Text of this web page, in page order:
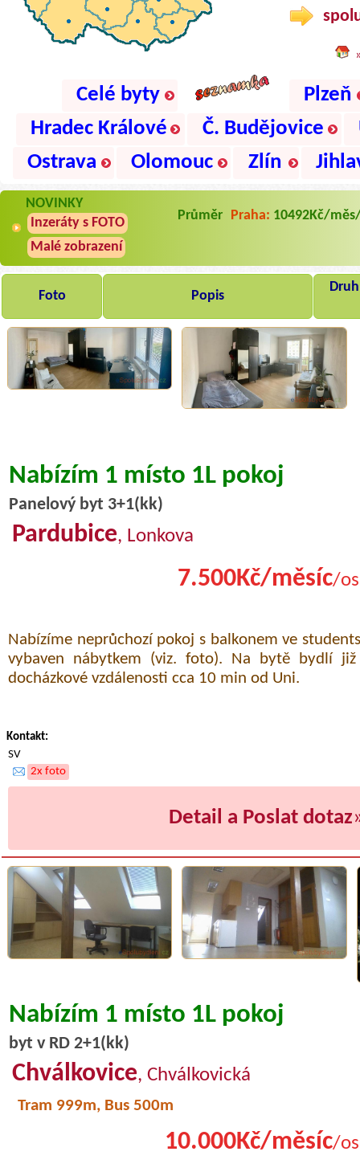
Celé byty
Plzeň
Hradec Králové
Č. Budějovice
Ostrava
Olomouc Zlín
NOVINKY
Inzeráty s FOTO
Malé zobrazení
Průměr Praha: 10492Kč/
Foto Popis
Nabízím 1 místo 1L pokoj
Panelový byt 3+1(kk)
Pardubice, Lonkova
7.500Kč/měsíc/
Nabízíme neprůchozí pokoj s balkonem ve
vybaven nábytkem (viz. foto). Na bytě bydlí
docházkové vzdálenosti cca 10 min od Uni.
Kontakt:
SV
2x foto
Detail a Poslat dotaz
Nabízím 1 místo 1L pokoj
byt v RD 2+1(kk)
Chválkovice, Chválkovická
Tram 999m, Bus 500m
10.000Kč/měsíc/